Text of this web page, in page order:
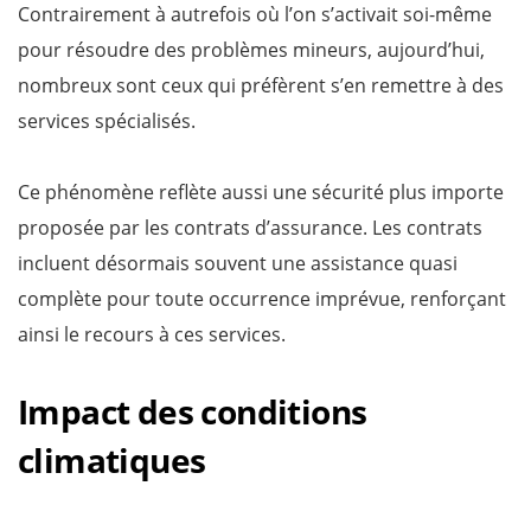
Contrairement à autrefois où l’on s’activait soi-même
pour résoudre des problèmes mineurs, aujourd’hui,
nombreux sont ceux qui préfèrent s’en remettre à des
services spécialisés.
Ce phénomène reflète aussi une sécurité plus importe
proposée par les contrats d’assurance. Les contrats
incluent désormais souvent une assistance quasi
complète pour toute occurrence imprévue, renforçant
ainsi le recours à ces services.
Impact des conditions
climatiques